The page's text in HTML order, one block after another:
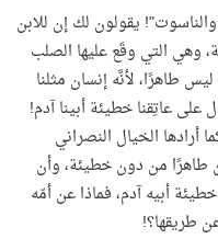
يقولون لك إن للابن
وهي التي وقَع عليها الصلب
طاهرًا، لأنَّه إنسان مثلنا
على عاتِقنا خطيئة أبينا آدم!
أرادها الخيال النصراني
طاهرًا من دون خطيئة، وأن
أبيه آدم، فماذا عن أمّه
طريقها؟!